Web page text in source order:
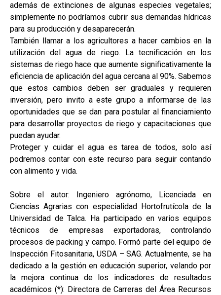
además de extinciones de algunas especies vegetales;
simplemente no podríamos cubrir sus demandas hídricas
para su producción y desaparecerán.
También llamar a los agricultores a hacer cambios en la
utilización del agua de riego. La tecnificación en los
sistemas de riego hace que aumente significativamente la
eficiencia de aplicación del agua cercana al 90%. Sabemos
que estos cambios deben ser graduales y requieren
inversión, pero invito a este grupo a informarse de las
oportunidades que se dan para postular al financiamiento
para desarrollar proyectos de riego y capacitaciones que
puedan ayudar.
Proteger y cuidar el agua es tarea de todos, solo así
podremos contar con este recurso para seguir contando
con alimento y vida.
Sobre el autor: Ingeniero agrónomo, Licenciada en
Ciencias Agrarias con especialidad Hortofrutícola de la
Universidad de Talca. Ha participado en varios equipos
técnicos de empresas exportadoras, controlando
procesos de packing y campo. Formó parte del equipo de
Inspección Fitosanitaria, USDA – SAG. Actualmente, se ha
dedicado a la gestión en educación superior, velando por
la mejora continua de los indicadores de resultados
académicos (*): Directora de Carreras del Área Recursos